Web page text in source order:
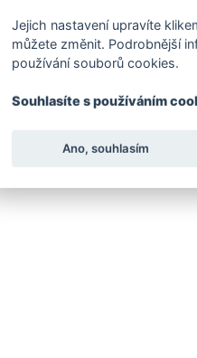
Jejich nastavení upravíte
můžete změnit. Podrobnější
používání souborů cookies.
Souhlasíte s používáním
Ano, souhlasím